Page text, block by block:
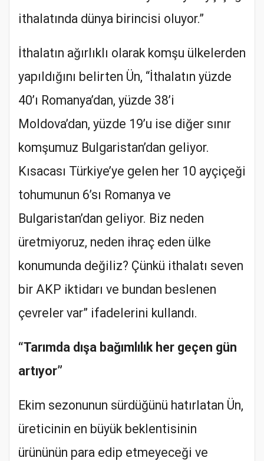
ithalatında dünya birincisi oluyor.”
İthalatın ağırlıklı olarak komşu ülkelerden
yapıldığını belirten Ün, “İthalatın yüzde
40’ı Romanya’dan, yüzde 38’i
Moldova’dan, yüzde 19’u ise diğer sınır
komşumuz Bulgaristan’dan geliyor.
Kısacası Türkiye’ye gelen her 10 ayçiçeği
tohumunun 6’sı Romanya ve
Bulgaristan’dan geliyor. Biz neden
üretmiyoruz, neden ihraç eden ülke
konumunda değiliz? Çünkü ithalatı seven
bir AKP iktidarı ve bundan beslenen
çevreler var” ifadelerini kullandı.
“Tarımda dışa bağımlılık her geçen gün
artıyor”
Ekim sezonunun sürdüğünü hatırlatan Ün,
üreticinin en büyük beklentisinin
ürününün para edip etmeyeceği ve